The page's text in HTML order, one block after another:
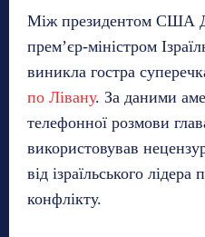
Між президентом США
прем’єр-міністром
виникла гостра
по Лівану. За даними
телефонної розмови
використовував
від ізраїльського
конфлікту.